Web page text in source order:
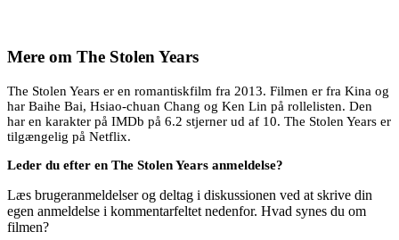
Mere om The Stolen Years
The Stolen Years er en romantiskfilm fra 2013. Filmen er fra Kina og
har Baihe Bai, Hsiao-chuan Chang og Ken Lin på rollelisten. Den
har en karakter på IMDb på 6.2 stjerner ud af 10. The Stolen Years er
tilgængelig på Netflix.
Leder du efter en The Stolen Years anmeldelse?
Læs brugeranmeldelser og deltag i diskussionen ved at skrive din
egen anmeldelse i kommentarfeltet nedenfor. Hvad synes du om
filmen?